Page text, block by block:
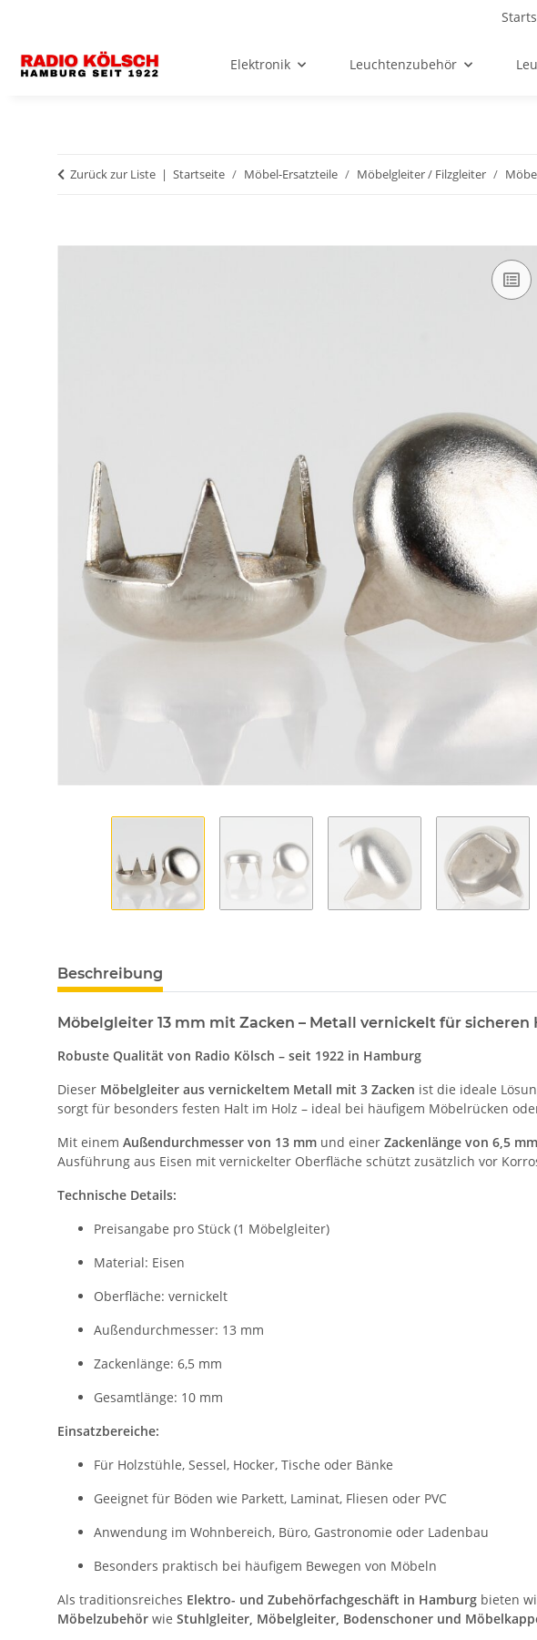
Elektronik Leuchtenzubehör
Zurück zur Liste Startseite Möbel-Ersatzteile Möbelgleiter / Filzgleiter
Beschreibung
Möbelgleiter 13 mm mit Zacken – Metall vernickelt für sicheren
Robuste Qualität von Radio Kölsch – seit 1922 in Hamburg
Dieser Möbelgleiter aus vernickeltem Metall mit 3 Zacken ist die ideale
sorgt für besonders festen Halt im Holz – ideal bei häufigem Möbelrücken
Mit einem Außendurchmesser von 13 mm und einer Zackenlänge von 6,5 mm
Ausführung aus Eisen mit vernickelter Oberfläche schützt zusätzlich vor
Technische Details:
Preisangabe pro Stück (1 Möbelgleiter)
Material: Eisen
Oberfläche: vernickelt
Außendurchmesser: 13 mm
Zackenlänge: 6,5 mm
Gesamtlänge: 10 mm
Einsatzbereiche:
Für Holzstühle, Sessel, Hocker, Tische oder Bänke
Geeignet für Böden wie Parkett, Laminat, Fliesen oder PVC
Anwendung im Wohnbereich, Büro, Gastronomie oder Ladenbau
Besonders praktisch bei häufigem Bewegen von Möbeln
Als traditionsreiches Elektro- und Zubehörfachgeschäft in Hamburg bieten
Möbelzubehör wie Stuhlgleiter, Möbelgleiter, Bodenschoner und